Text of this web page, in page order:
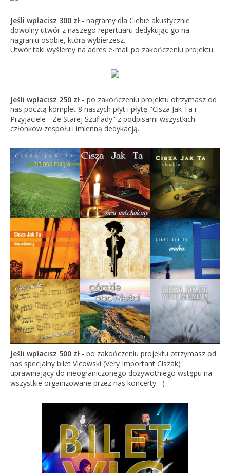
Jeśli wpłacisz 300 zł- nagramy dla Ciebie akustycznie
dowolny utwór z naszego repertuaru dedykując go na
nagraniu osobie, którą wybierzesz.
Utwór taki wyślemy na adres e-mail po zakończeniu projektu.
Jeśli wpłacisz 250 zł - po zakończeniu projektu otrzymasz od
nas pocztą komplet 8 naszych płyt i płytę "Cisza Jak Ta i
Przyjaciele - Ze Starej Szuflady" z podpisami wszystkich
członków zespołu i imienną dedykacją.
Jeśli wpłacisz 500 zł- po zakończeniu projektu otrzymasz od
nas specjalny bilet Vicowski (Very Important Ciszak)
uprawniający do nieograniczonego dożywotniego wstępu na
wszystkie organizowane przez nas koncerty :-)